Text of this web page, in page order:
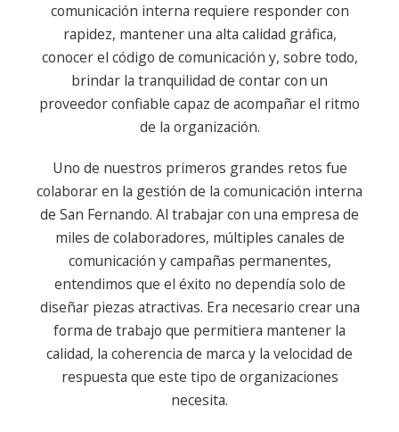
comunicación interna requiere responder con
rapidez, mantener una alta calidad gráfica,
conocer el código de comunicación y, sobre todo,
brindar la tranquilidad de contar con un
proveedor confiable capaz de acompañar el ritmo
de la organización.
Uno de nuestros primeros grandes retos fue
colaborar en la gestión de la comunicación interna
de San Fernando. Al trabajar con una empresa de
miles de colaboradores, múltiples canales de
comunicación y campañas permanentes,
entendimos que el éxito no dependía solo de
diseñar piezas atractivas. Era necesario crear una
forma de trabajo que permitiera mantener la
calidad, la coherencia de marca y la velocidad de
respuesta que este tipo de organizaciones
necesita.